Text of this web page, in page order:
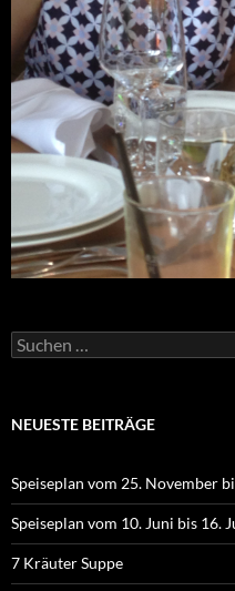
Suchen
nach:
NEUESTE BEITRÄGE
Speiseplan vom 25. November
Speiseplan vom 10. Juni bis 16.
7 Kräuter Suppe